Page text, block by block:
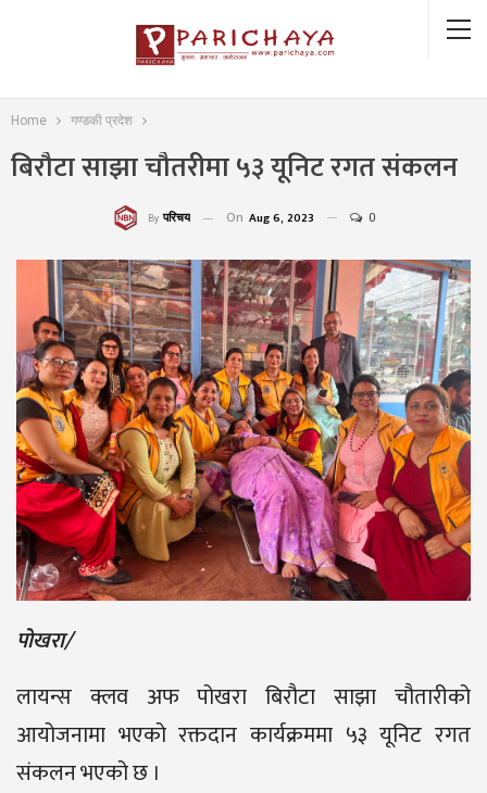
Home गण्डकी प्रदेश
बिरौटा साझा चौतरीमा ५३ यूनिट रगत संकलन
By परिचय On Aug 6, 2023 0
पोखरा/
लायन्स क्लव अफ पोखरा बिरौटा साझा चौतारीको
आयोजनामा भएको रक्तदान कार्यक्रममा ५३ यूनिट रगत
संकलन भएको छ ।